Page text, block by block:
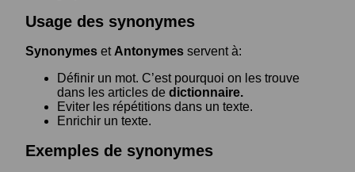
Usage des synonymes
Synonymes et Antonymes servent à:
Définir un mot. C’est pourquoi on les trouve
dans les articles de dictionnaire.
Eviter les répétitions dans un texte.
Enrichir un texte.
Exemples de synonymes